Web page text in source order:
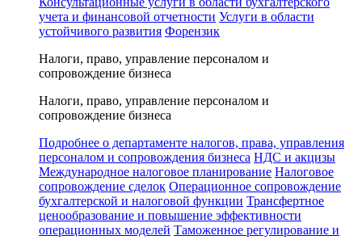
учета и финансовой отчетности Услуги в области
устойчивого развития Форензик
Налоги, право, управление персоналом и
сопровождение бизнеса
Налоги, право, управление персоналом и
сопровождение бизнеса
Подробнее о департаменте налогов, права, управления
персоналом и сопровождения бизнеса НДС и акцизы
Международное налоговое планирование Налоговое
сопровождение сделок Операционное сопровождение
бухгалтерской и налоговой функции Трансфертное
ценообразование и повышение эффективности
операционных моделей Таможенное регулирование и